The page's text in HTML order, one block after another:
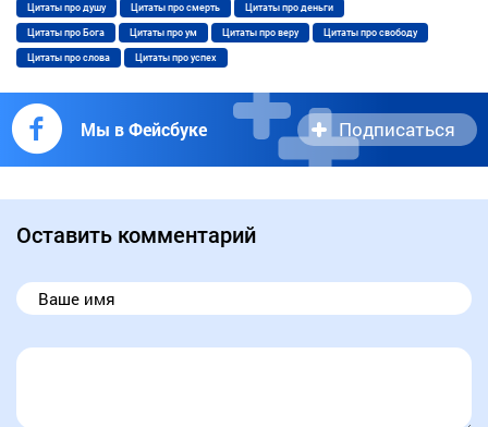
Цитаты про душу Цитаты про смерть Цитаты про деньги
Цитаты про Бога Цитаты про ум Цитаты про веру Цитаты про свободу
Цитаты про слова Цитаты про успех
Мы в Фейсбуке Подписаться
Оставить комментарий